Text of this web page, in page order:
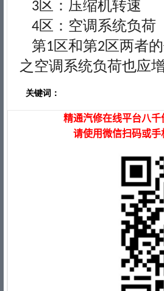
3 区：压缩机转速
4区：空调系统负荷
第1区和第2区两者
之空调系统负荷也应增
关键词：